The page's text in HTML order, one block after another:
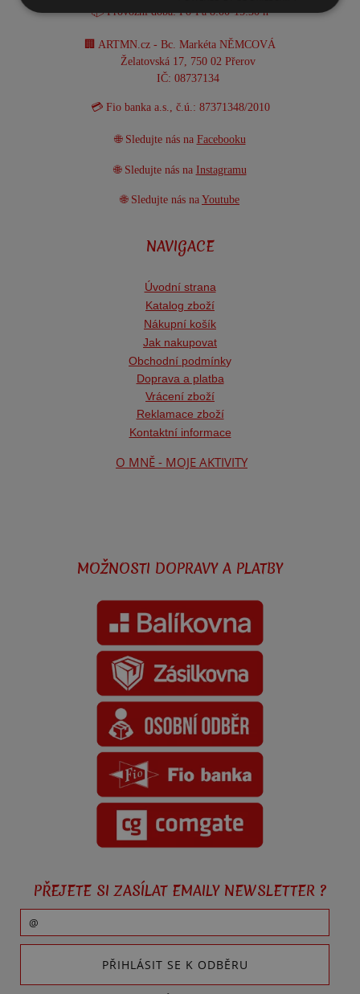
📦 Provozní doba: Po-Pá 8:00-15:30 h
🏢 ARTMN.cz - Bc. Markéta NĚMCOVÁ
Želatovská 17, 750 02 Přerov
IČ: 08737134
💳 Fio banka a.s., č.ú.: 87371348/2010
🌐 Sledujte nás na Facebooku
🌐 Sledujte nás na Instagramu
🌐 Sledujte nás na Youtube
NAVIGACE
Úvodní strana
Katalog zboží
Nákupní košík
Jak nakupovat
Obchodní podmínky
Doprava a platba
Vrácení zboží
Reklamace zboží
Kontaktní informace
O MNĚ - MOJE AKTIVITY
MOŽNOSTI DOPRAVY A PLATBY
PŘEJETE SI ZASÍLAT EMAILY NEWSLETTER ?